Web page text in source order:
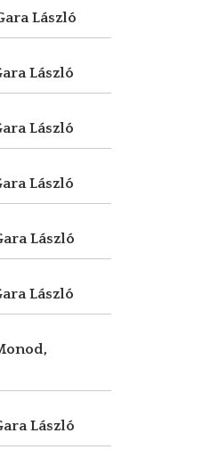
László
László
László
László
László
László
László